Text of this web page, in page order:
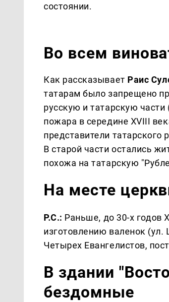
состоянии.
Во всем
Как рассказывает Раис
татарам было запрещено
русскую и татарскую
пожара в середине XVIII
представители татарского
В старой части остались
похожа на татарскую
На месте
Р.С.: Раньше, до 30-х годов
изготовлению валенок
Четырех Евангелистов,
В здании
бездомные